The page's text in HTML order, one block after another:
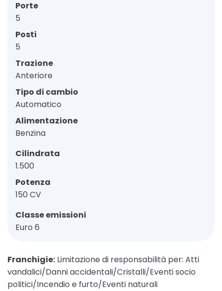
Porte
5
Posti
5
Trazione
Anteriore
Tipo di cambio
Automatico
Alimentazione
Benzina
Cilindrata
1.500
Potenza
150 CV
Classe emissioni
Euro 6
Franchigie: Limitazione di responsabilità per: Atti
vandalici/Danni accidentali/Cristalli/Eventi socio
politici/Incendio e furto/Eventi naturali